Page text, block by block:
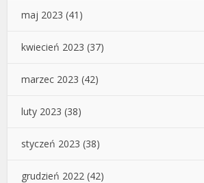
maj 2023 (41)
kwiecień 2023 (37)
marzec 2023 (42)
luty 2023 (38)
styczeń 2023 (38)
grudzień 2022 (42)